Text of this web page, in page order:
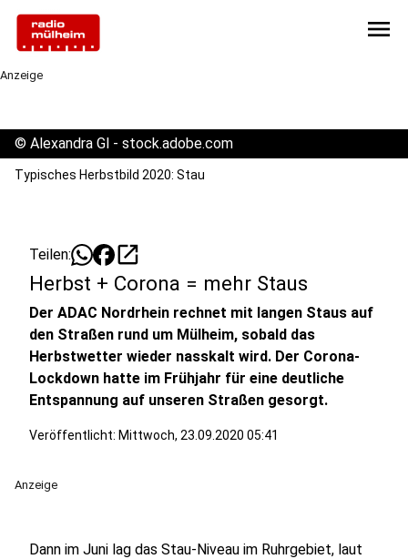
menu
Anzeige
© Alexandra Gl - stock.adobe.com
Typisches Herbstbild 2020: Stau
Teilen: open_in_new
Herbst + Corona = mehr Staus
Der ADAC Nordrhein rechnet mit langen Staus auf
den Straßen rund um Mülheim, sobald das
Herbstwetter wieder nasskalt wird. Der Corona-
Lockdown hatte im Frühjahr für eine deutliche
Entspannung auf unseren Straßen gesorgt.
Veröffentlicht: Mittwoch, 23.09.2020 05:41
Anzeige
Dann im Juni lag das Stau-Niveau im Ruhrgebiet, laut